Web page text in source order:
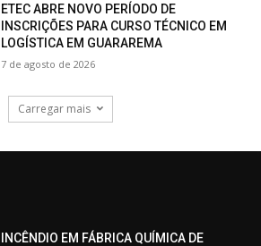
ETEC ABRE NOVO PERÍODO DE
INSCRIÇÕES PARA CURSO TÉCNICO EM
LOGÍSTICA EM GUARAREMA
7 de agosto de 2026
Carregar mais
INCÊNDIO EM FÁBRICA QUÍMICA DE